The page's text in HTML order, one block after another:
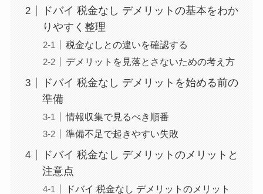
ドバイ 税金なし デメリットの基本をわか
りやすく整理
税金なしとの違いを確認する
デメリットを見落とさないための考え方
ドバイ 税金なし デメリットを始める前の
準備
情報収集で見るべき順番
準備不足で起きやすい失敗
ドバイ 税金なし デメリットのメリットと
注意点
ドバイ 税金なし デメリットのメリット